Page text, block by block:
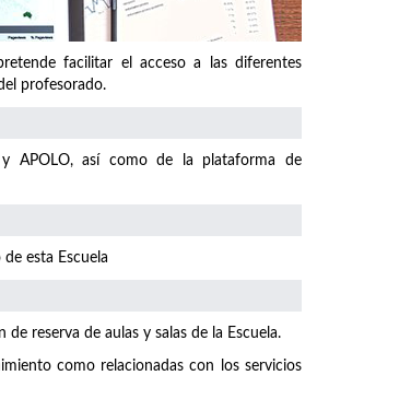
facilitar el acceso a las diferentes
profesorado.
APOLO, así como de la plataforma de
esta Escuela
reserva de aulas y salas de la Escuela.
como relacionadas con los servicios